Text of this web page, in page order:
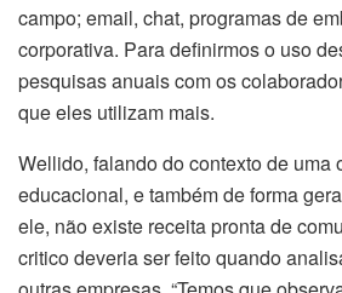
campo; email, chat, programas de
corporativa. Para definirmos o uso
pesquisas anuais com os
que eles utilizam mais.
Wellido, falando do contexto de uma
educacional, e também de forma
ele, não existe receita pronta de
critico deveria ser feito quando